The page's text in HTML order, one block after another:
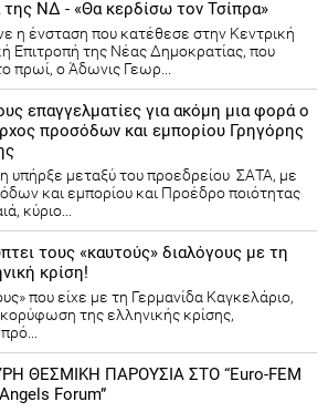
της ΝΔ - «Θα κερδίσω τον Τσίπρα»
η ένσταση που κατέθεσε στην Κεντρική
Επιτροπή της Νέας Δημοκρατίας, που
πρωί, ο Άδωνις Γεωρ...
επαγγελματίες για ακόμη μια φορά ο
προσόδων και εμπορίου Γρηγόρης
υπήρξε μεταξύ του προεδρείου ΣΑΤΑ, με
και εμπορίου και Προέδρο ποιότητας
κύριο...
τους «καυτούς» διαλόγους με τη
κρίση!
που είχε με τη Γερμανίδα Καγκελάριο,
της ελληνικής κρίσης,
ΘΕΣΜΙΚΗ ΠΑΡΟΥΣΙΑ ΣΤΟ “Euro-FEM
Forum”